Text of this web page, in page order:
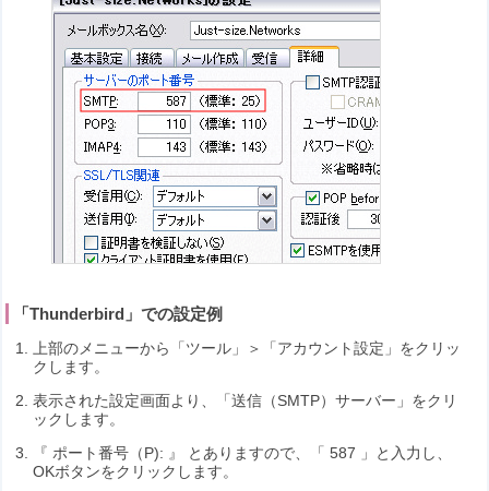
「Thunderbird」での設定例
上部のメニューから「ツール」＞「アカウント設定」をクリッ
クします。
表示された設定画面より、「送信（SMTP）サーバー」をクリ
ックします。
『 ポート番号（P): 』 とありますので、「 587 」と入力し、
OKボタンをクリックします。